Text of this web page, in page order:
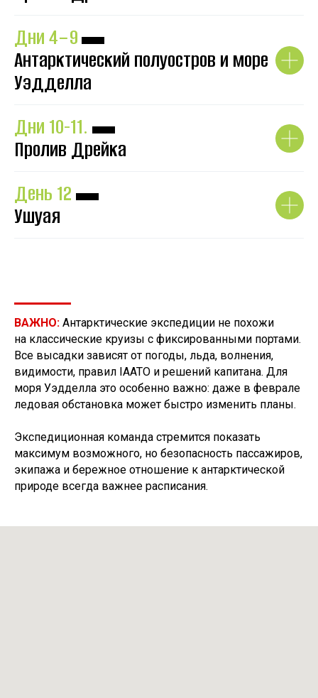
Дни 4−9▬
Антарктический полуостров и море
Уэдделла
Дни 10-11. ▬
Пролив Дрейка
День 12▬
Ушуая
ВАЖНО: Антарктические экспедиции не похожи
на классические круизы с фиксированными портами.
Все высадки зависят от погоды, льда, волнения,
видимости, правил IAATO и решений капитана. Для
моря Уэдделла это особенно важно: даже в феврале
ледовая обстановка может быстро изменить планы.
Экспедиционная команда стремится показать
максимум возможного, но безопасность пассажиров,
экипажа и бережное отношение к антарктической
природе всегда важнее расписания.